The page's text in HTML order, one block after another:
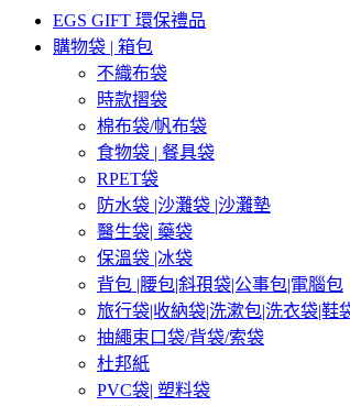
EGS GIFT 環保禮品
購物袋 | 箱包
不織布袋
時款摺袋
棉布袋/帆布袋
食物袋 | 餐具袋
RPET袋
防水袋 |沙灘袋 |沙灘墊
醫生袋| 藥袋
保溫袋 |冰袋
背包 |腰包|斜孭袋|公事包|電腦包
旅行袋|收納袋|洗漱包|洗衣袋|鞋
抽繩束口袋/背袋/索袋
杜邦紙
PVC袋| 塑料袋